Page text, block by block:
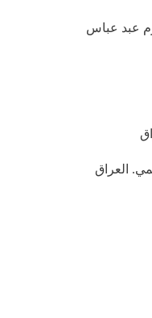
عبد عباس
العراق